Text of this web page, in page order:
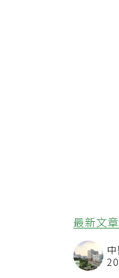
最新文章